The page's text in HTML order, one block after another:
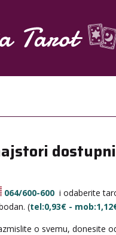
0901/
064/600-600 i odaberite
(tel:0,93€ -
o svemu, donesite